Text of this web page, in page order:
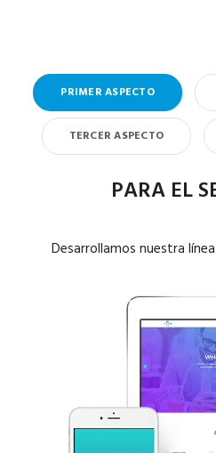
PRIMER ASPECTO
TERCER ASPECTO
PARA EL
Desarrollamos nuestra